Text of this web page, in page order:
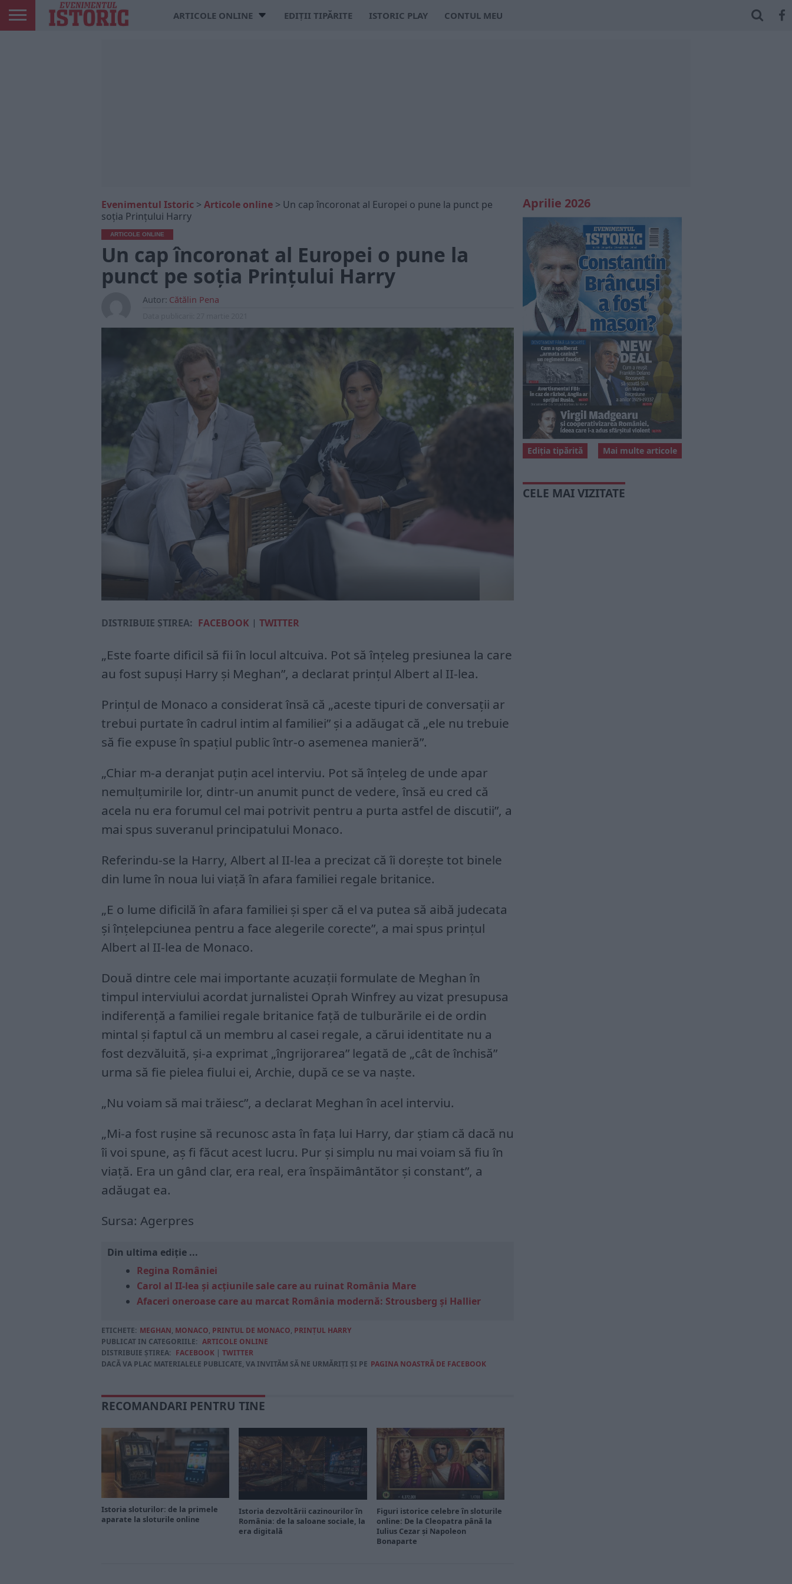
ARTICOLE ONLINE EDIȚII TIPĂRITE ISTORIC PLAY CONTUL MEU
Evenimentul Istoric > Articole online > Un cap încoronat al Europei o pune la punct pe
soția Prinţului Harry
ARTICOLE ONLINE
Un cap încoronat al Europei o pune la
punct pe soția Prinţului Harry
Autor: Cătălin Pena
DISTRIBUIE ȘTIREA: FACEBOOK | TWITTER
„Este foarte dificil să fii în locul altcuiva. Pot să înţeleg presiunea la care
au fost supuşi Harry şi Meghan”, a declarat prinţul Albert al II-lea.
Prinţul de Monaco a considerat însă că „aceste tipuri de conversaţii ar
trebui purtate în cadrul intim al familiei” şi a adăugat că „ele nu trebuie
să fie expuse în spaţiul public într-o asemenea manieră”.
„Chiar m-a deranjat puţin acel interviu. Pot să înţeleg de unde apar
nemulţumirile lor, dintr-un anumit punct de vedere, însă eu cred că
acela nu era forumul cel mai potrivit pentru a purta astfel de discutii”, a
mai spus suveranul principatului Monaco.
Referindu-se la Harry, Albert al II-lea a precizat că îi doreşte tot binele
din lume în noua lui viaţă în afara familiei regale britanice.
„E o lume dificilă în afara familiei şi sper că el va putea să aibă judecata
şi înţelepciunea pentru a face alegerile corecte”, a mai spus prinţul
Albert al II-lea de Monaco.
Două dintre cele mai importante acuzaţii formulate de Meghan în
timpul interviului acordat jurnalistei Oprah Winfrey au vizat presupusa
indiferenţă a familiei regale britanice faţă de tulburările ei de ordin
mintal şi faptul că un membru al casei regale, a cărui identitate nu a
fost dezvăluită, şi-a exprimat „îngrijorarea” legată de „cât de închisă”
urma să fie pielea fiului ei, Archie, după ce se va naşte.
„Nu voiam să mai trăiesc”, a declarat Meghan în acel interviu.
„Mi-a fost ruşine să recunosc asta în faţa lui Harry, dar ştiam că dacă nu
îi voi spune, aş fi făcut acest lucru. Pur şi simplu nu mai voiam să fiu în
viaţă. Era un gând clar, era real, era înspăimântător şi constant”, a
adăugat ea.
Sursa: Agerpres
Din ultima ediție ...
Regina României
Carol al II-lea și acțiunile sale care au ruinat România Mare
Afaceri oneroase care au marcat România modernă: Strousberg și Hallier
ETICHETE: MEGHAN, MONACO, PRINTUL DE MONACO, PRINȚUL HARRY
PUBLICAT IN CATEGORIILE: ARTICOLE ONLINE
DISTRIBUIE ȘTIREA: FACEBOOK
TWITTER
DACĂ VA PLAC MATERIALELE PUBLICATE, VA INVITĂM SĂ NE URMĂRIȚI ȘI PE PAGINA NOASTRĂ DE FACEBOOK
RECOMANDARI PENTRU TINE
Istoria sloturilor: de la primele
aparate la sloturile online
Istoria dezvoltării cazinourilor în
România: de la saloane sociale, la
era digitală
Figuri istorice celebre în sloturile
online: De la Cleopatra până la
Iulius Cezar și Napoleon
Bonaparte
Aprilie 2026
Mai multe articole
Ediția tipărită
CELE MAI VIZITATE